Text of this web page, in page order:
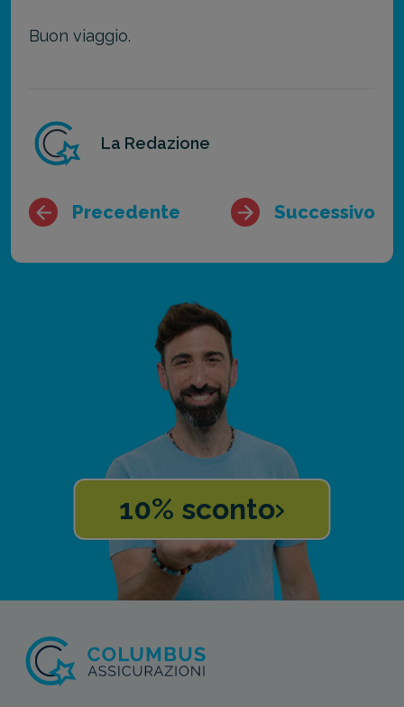
Buon viaggio.
La Redazione
Precedente Successivo
10% sconto